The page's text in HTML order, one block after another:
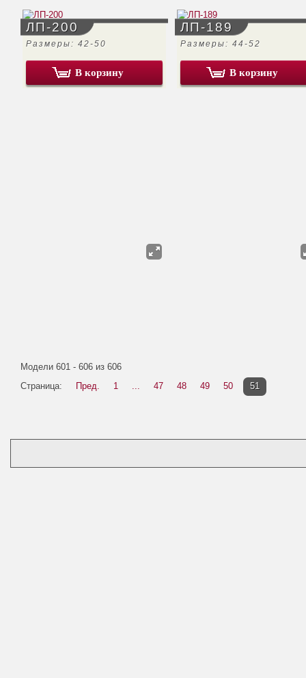
ЛП-200
Размеры: 42-50
В корзину
ЛП-189
Размеры: 44-52
В корзину
Модели 601 - 606 из 606
Страница:
Пред. 1 ... 47 48 49 50 51